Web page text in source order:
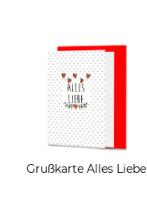
Grußkarte Alles Liebe